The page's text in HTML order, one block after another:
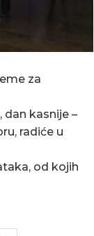
za
dan kasnije –
radiće u
od kojih